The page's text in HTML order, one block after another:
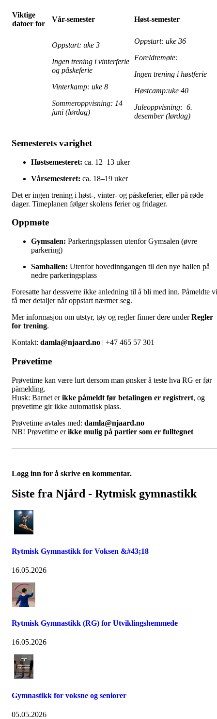
Viktige
datoer for
Vår-semester Høst-semester
Oppstart: uke 3
Ingen trening i vinterferie
og påskeferie
Vinterkamp: uke 8
Sommeroppvisning: 14
juni (lørdag)
Oppstart: uke 36
Foreldremøte:
Ingen trening i høstferie
Høstcamp:uke 40
Juleoppvisning: 6.
desember (lørdag)
Semesterets varighet
Høstsemesteret: ca. 12–13 uker
Vårsemesteret: ca. 18–19 uker
Det er ingen trening i høst-, vinter- og påskeferier, eller på røde
dager. Timeplanen følger skolens ferier og fridager.
Oppmøte
Gymsalen: Parkeringsplassen utenfor Gymsalen (øvre
parkering)
Samhallen: Utenfor hovedinngangen til den nye hallen på
nedre parkeringsplass
Foresatte har dessverre ikke anledning til å bli med inn. Påmeldte
få mer detaljer når oppstart nærmer seg.
Mer informasjon om utstyr, tøy og regler finner dere underRegler
for trening.
Kontakt: damla@njaard.no | +47 465 57 301
Prøvetime
Prøvetime kan være lurt dersom man ønsker å teste hva RG er før
påmelding.
Husk: Barnet erikke påmeldt før betalingen er registrert, og
prøvetime gir ikke automatisk plass.
Prøvetime avtales med: damla@njaard.no
NB! Prøvetime erikke mulig på partier som er fulltegnet
Logg inn for å skrive en kommentar.
Siste fra Njård - Rytmisk gymnastikk
Rytmisk Gymnastikk for Voksen &#43;18
16.05.2026
Rytmisk Gymnastikk (RG) for Utviklingshemmede
16.05.2026
Gymnastikk for voksne og seniorer
05.05.2026